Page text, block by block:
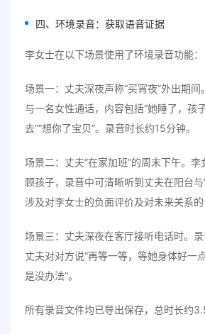
四、环境录音：获取语音证据
李女士在以下场景使用了环境录音功能：
场景一：丈夫深夜声称“买宵夜”外出期
与一名女性通话，内容包括“她睡了，孩
去”“想你了宝贝”。录音时长约15分钟。
场景二：丈夫“在家加班”的周末下午。
顾孩子，录音中可清晰听到丈夫在阳台与
涉及对李女士的负面评价及对未来关系的
场景三：丈夫深夜在客厅接听电话时。录
丈夫对对方说“再等一等，等她身体好一
是没办法”。
所有录音文件均已导出保存，总时长约